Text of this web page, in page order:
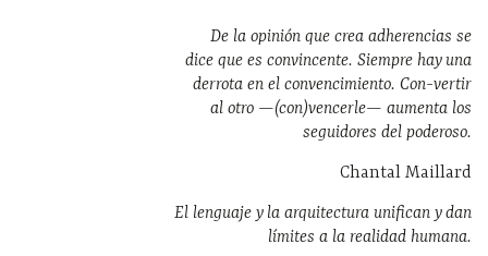
De la opinión que crea adherencias se
dice que es convincente. Siempre hay una
derrota en el convencimiento. Con-vertir
al otro —(con)vencerle— aumenta los
seguidores del poderoso.
Chantal Maillard
El lenguaje y la arquitectura unifican y dan
límites a la realidad humana.